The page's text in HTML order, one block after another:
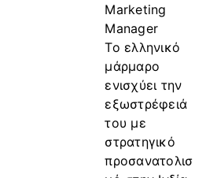
Marketing
Manager
Το ελληνικό
μάρμαρο
ενισχύει την
εξωστρέφειά
του με
στρατηγικό
προσανατολισ